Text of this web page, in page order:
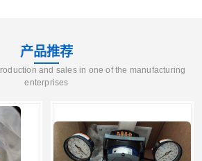
产品推荐
and sales in one of the manufacturing
enterprises